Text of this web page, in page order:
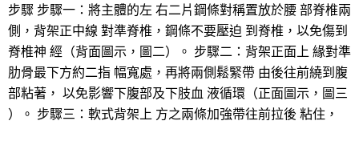
步驟 步驟一：將主體的左 右二片鋼條對稱置放於腰 部脊椎兩
側，背架正中線 對準脊椎，鋼條不要壓迫 到脊椎，以免傷到
脊椎神 經（背面圖示，圖二）。 步驟二：背架正面上 緣對準
肋骨最下方約二指 幅寬處，再將兩側鬆緊帶 由後往前繞到腹
部粘著， 以免影響下腹部及下肢血 液循環（正面圖示，圖三
）。 步驟三：軟式背架上 方之兩條加強帶往前拉後 粘住，